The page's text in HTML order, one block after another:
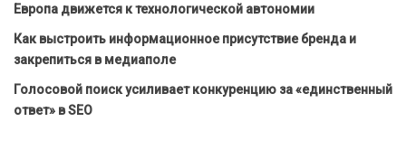
Европа движется к технологической автономии
Как выстроить информационное присутствие бренда и
закрепиться в медиаполе
Голосовой поиск усиливает конкуренцию за «единственный
ответ» в SEO